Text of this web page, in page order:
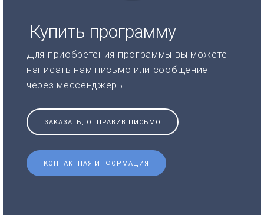
Купить программу
Для приобретения программы вы можете
написать нам письмо или сообщение
через мессенджеры
ЗАКАЗАТЬ, ОТПРАВИВ ПИСЬМО
КОНТАКТНАЯ ИНФОРМАЦИЯ